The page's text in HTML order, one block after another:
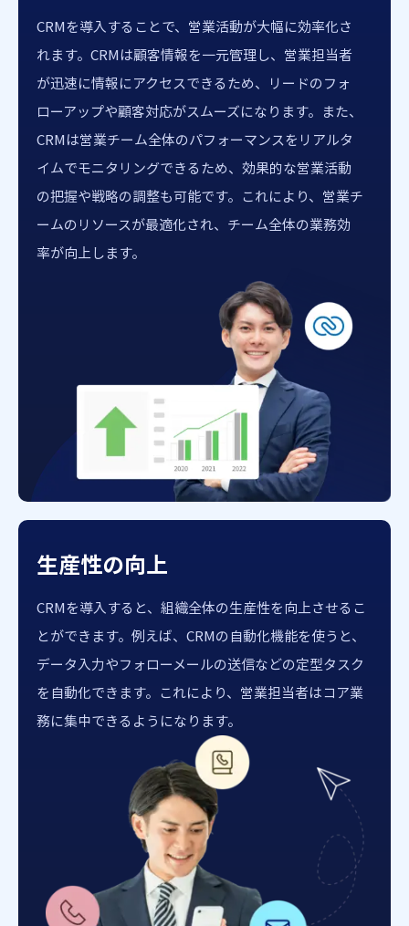
CRMを導入することで、営業活動が大幅に効率化さ
れます。CRMは顧客情報を一元管理し、営業担当者
が迅速に情報にアクセスできるため、リードのフォ
ローアップや顧客対応がスムーズになります。また、
CRMは営業チーム全体のパフォーマンスをリアルタ
イムでモニタリングできるため、効果的な営業活動
の把握や戦略の調整も可能です。これにより、営業チ
ームのリソースが最適化され、チーム全体の業務効
率が向上します。
生産性の向上
CRMを導入すると、組織全体の生産性を向上させるこ
とができます。例えば、CRMの自動化機能を使うと、
データ入力やフォローメールの送信などの定型タスク
を自動化できます。これにより、営業担当者はコア業
務に集中できるようになります。